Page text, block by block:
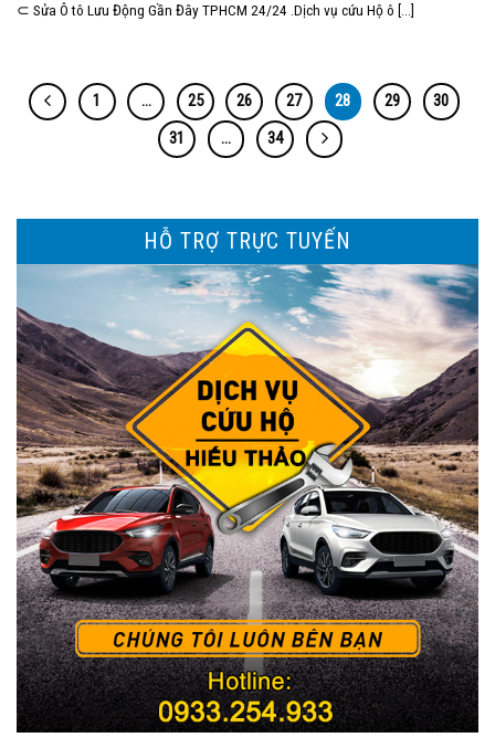
⊂ Sửa Ô tô Lưu Động Gần Đây TPHCM 24/24 .Dịch vụ cứu Hộ ô [...]
1 … 25 26 27 28 29
30
31
… 34
HỖ TRỢ TRỰC TUYẾN